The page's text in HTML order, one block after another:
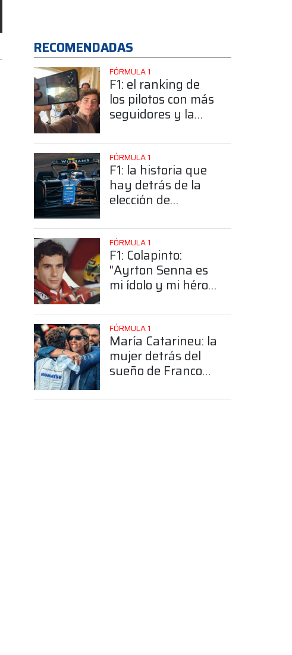
RECOMENDADAS
FÓRMULA 1
F1: el ranking de
los pilotos con más
seguidores y la
posición de
Colapinto
FÓRMULA 1
F1: la historia que
hay detrás de la
elección de
número 43
FÓRMULA 1
F1: Colapinto:
"Ayrton Senna es
mi ídolo y mi héroe
FÓRMULA 1
María Catarineu: la
mujer detrás del
sueño de Franco
Fórmula 1